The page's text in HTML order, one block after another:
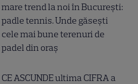
mare trend la noi în București:
padle tennis. Unde găsești
cele mai bune terenuri de
padel din oraș
CE ASCUNDE ultima CIFRA a